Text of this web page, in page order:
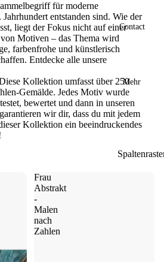
Contact
Mehr
für moderne
entstanden sind. Wie der
liegt der Fokus nicht auf einer
Motiven – das Thema wird
farbenfrohe und künstlerisch
Entdecke alle unsere
Kollektion umfasst über 250
Gemälde. Jedes Motiv wurde
bewertet und dann in unseren
wir dir, dass du mit jedem
Kollektion ein beeindruckendes
Frau
Abstrakt
-
Malen
nach
Zahlen